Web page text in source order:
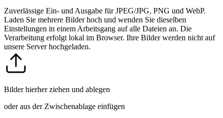
Zuverlässige Ein- und Ausgabe für JPEG/JPG, PNG und WebP.
Laden Sie mehrere Bilder hoch und wenden Sie dieselben
Einstellungen in einem Arbeitsgang auf alle Dateien an. Die
Verarbeitung erfolgt lokal im Browser. Ihre Bilder werden nicht auf
unsere Server hochgeladen.
Bilder hierher ziehen und ablegen
oder aus der Zwischenablage einfügen